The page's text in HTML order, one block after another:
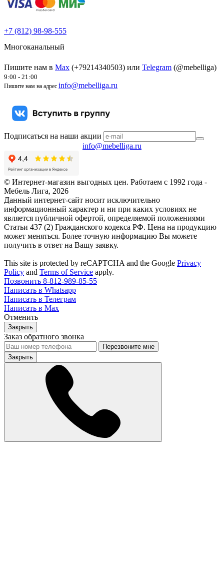
+7 (812) 98-98-555
Многоканальный
Пишите нам в Max (+79214340503) или Telegram (@mebelliga)
9:00 - 21:00
Пишите нам на адрес info@mebelliga.ru
Подписаться на наши акции
info@mebelliga.ru
© Интернет-магазин выгодных цен. Работаем с 1992 года -
Мебель Лига, 2026
Данный интернет-сайт носит исключительно
информационный характер и ни при каких условиях не
является публичной офертой, определяемой положениями
Статьи 437 (2) Гражданского кодекса РФ. Цена на продукцию
может меняться. Более точную информацию Вы можете
получить в ответ на Вашу заявку.
This site is protected by reCAPTCHA and the Google Privacy
Policy and Terms of Service apply.
Позвонить 8-812-989-85-55
Написать в Whatsapp
Написать в Телеграм
Написать в Max
Отменить
Закрыть
Заказ обратного звонка
Перезвоните мне
Закрыть